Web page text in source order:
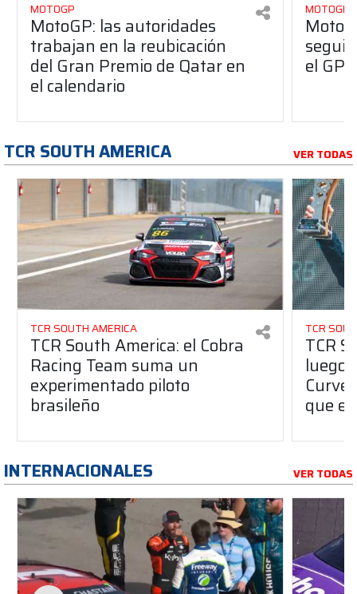
MOTOGP
MotoGP: las autoridades
trabajan en la reubicación
del Gran Premio de Qatar en
el calendario
MOTOGP
el GP
TCR SOUTH AMERICA VER TODAS
TCR SOUTH AMERICA
TCR South America: el Cobra
Racing Team suma un
experimentado piloto
brasileño
TCR
TCR
luego
que
INTERNACIONALES VER TODAS